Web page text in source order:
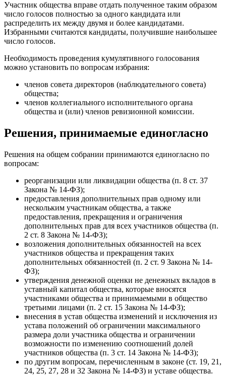
Участник общества вправе отдать полученное таким образом
число голосов полностью за одного кандидата или
распределить их между двумя и более кандидатами.
Избранными считаются кандидаты, получившие наибольшее
число голосов.
Необходимость проведения кумулятивного голосования
можно установить по вопросам избрания:
членов совета директоров (наблюдательного совета)
общества;
членов коллегиального исполнительного органа
общества и (или) членов ревизионной комиссии.
Решения, принимаемые единогласно
Решения на общем собрании принимаются единогласно по
вопросам:
реорганизации или ликвидации общества (п. 8 ст. 37
Закона № 14-ФЗ);
предоставления дополнительных прав одному или
нескольким участникам общества, а также
предоставления, прекращения и ограничения
дополнительных прав для всех участников общества (п.
2 ст. 8 Закона № 14-ФЗ);
возложения дополнительных обязанностей на всех
участников общества и прекращения таких
дополнительных обязанностей (п. 2 ст. 9 Закона № 14-
ФЗ);
утверждения денежной оценки не денежных вкладов в
уставный капитал общества, которые вносятся
участниками общества и принимаемыми в общество
третьими лицами (п. 2 ст. 15 Закона № 14-ФЗ);
внесения в устав общества изменений и исключения из
устава положений об ограничении максимального
размера доли участника общества и ограничении
возможности по изменению соотношений долей
участников общества (п. 3 ст. 14 Закона № 14-ФЗ);
по другим вопросам, перечисленным в законе (ст. 19, 21,
24, 25, 27, 28 и 32 Закона № 14-ФЗ) и уставе общества.